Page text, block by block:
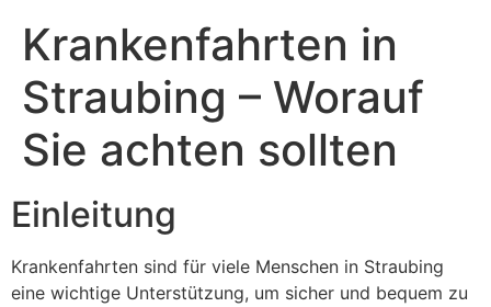
Krankenfahrten in
Straubing – Worauf
Sie achten sollten
Einleitung
Krankenfahrten sind für viele Menschen in Straubing
eine wichtige Unterstützung, um sicher und bequem zu